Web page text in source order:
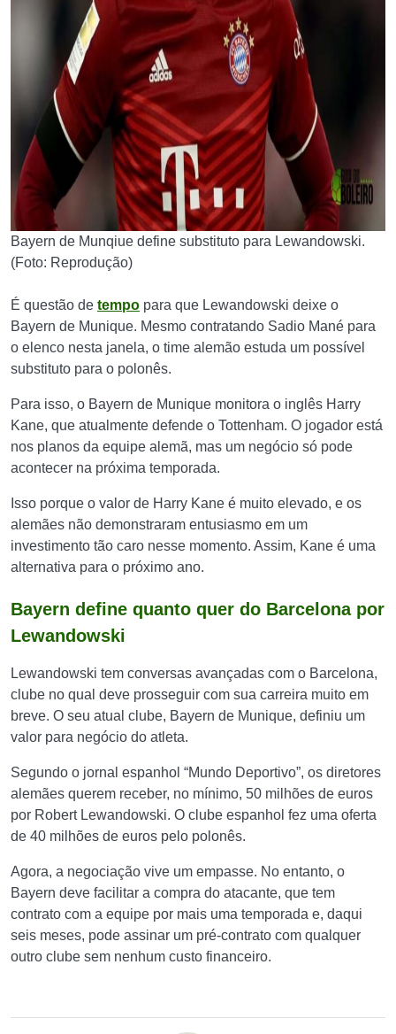
Bayern de Munqiue define substituto para Lewandowski.
(Foto: Reprodução)
É questão de tempo para que Lewandowski deixe o
Bayern de Munique. Mesmo contratando Sadio Mané para
o elenco nesta janela, o time alemão estuda um possível
substituto para o polonês.
Para isso, o Bayern de Munique monitora o inglês Harry
Kane, que atualmente defende o Tottenham. O jogador está
nos planos da equipe alemã, mas um negócio só pode
acontecer na próxima temporada.
Isso porque o valor de Harry Kane é muito elevado, e os
alemães não demonstraram entusiasmo em um
investimento tão caro nesse momento. Assim, Kane é uma
alternativa para o próximo ano.
Bayern define quanto quer do Barcelona por
Lewandowski
Lewandowski tem conversas avançadas com o Barcelona,
clube no qual deve prosseguir com sua carreira muito em
breve. O seu atual clube, Bayern de Munique, definiu um
valor para negócio do atleta.
Segundo o jornal espanhol “Mundo Deportivo”, os diretores
alemães querem receber, no mínimo, 50 milhões de euros
por Robert Lewandowski. O clube espanhol fez uma oferta
de 40 milhões de euros pelo polonês.
Agora, a negociação vive um empasse. No entanto, o
Bayern deve facilitar a compra do atacante, que tem
contrato com a equipe por mais uma temporada e, daqui
seis meses, pode assinar um pré-contrato com qualquer
outro clube sem nenhum custo financeiro.